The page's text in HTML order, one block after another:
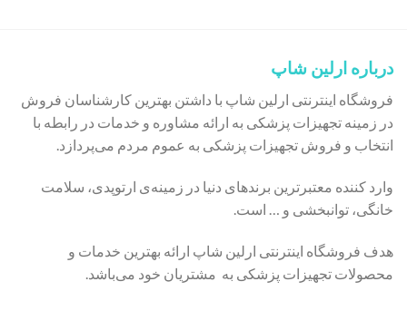
درباره ارلین شاپ
فروشگاه اینترنتی ارلین شاپ با داشتن بهترین کارشناسان فروش
در زمینه تجهیزات پزشکی به ارائه مشاوره و خدمات در رابطه با
انتخاب و فروش تجهیزات پزشکی به عموم مردم می‌پردازد.
وارد کننده معتبرترین برندهای دنیا در زمینه‌ی ارتوپدی، سلامت
خانگی، توانبخشی و … است.
هدف فروشگاه اینترنتی ارلین شاپ ارائه بهترین خدمات و
محصولات تجهیزات پزشکی به مشتریان خود می‌باشد.